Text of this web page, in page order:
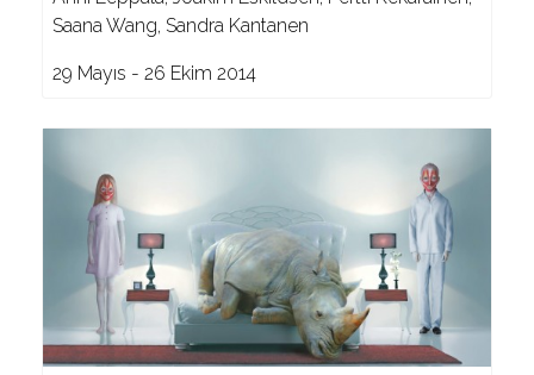
Saana Wang, Sandra Kantanen
29 Mayıs - 26 Ekim 2014